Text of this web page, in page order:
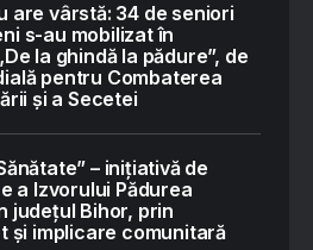
are vârstă: 34 de seniori
s-au mobilizat în
la ghindă la pădure”, de
pentru Combaterea
și a Secetei
– inițiativă de
a Izvorului Pădurea
județul Bihor, prin
și implicare comunitară